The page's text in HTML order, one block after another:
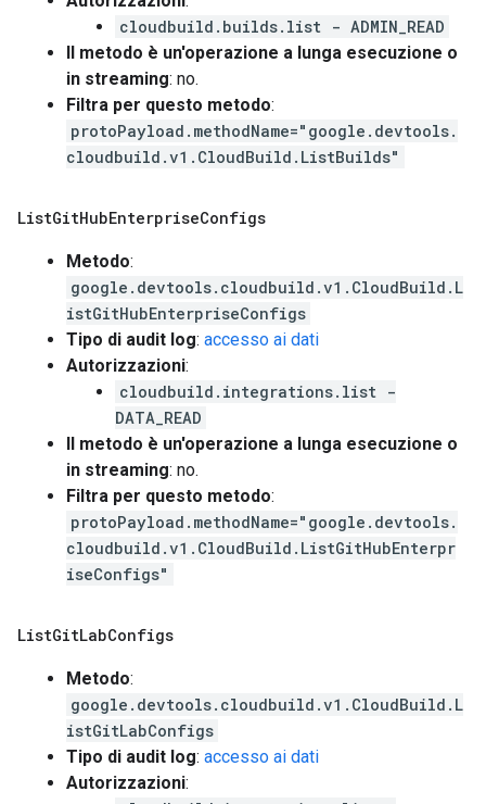
cloudbuild.builds.list - ADMIN_READ
Il metodo è un'operazione a lunga esecuzione o
in streaming: no.
Filtra per questo metodo:
protoPayload.methodName="google.devtools.
cloudbuild.v1.CloudBuild.ListBuilds"
ListGitHubEnterpriseConfigs
Metodo:
google.devtools.cloudbuild.v1.CloudBuild.L
istGitHubEnterpriseConfigs
Tipo di audit log: accesso ai dati
Autorizzazioni:
cloudbuild.integrations.list -
DATA_READ
Il metodo è un'operazione a lunga esecuzione o
in streaming: no.
Filtra per questo metodo:
protoPayload.methodName="google.devtools.
cloudbuild.v1.CloudBuild.ListGitHubEnterpr
iseConfigs"
ListGitLabConfigs
Metodo:
google.devtools.cloudbuild.v1.CloudBuild.L
istGitLabConfigs
Tipo di audit log: accesso ai dati
Autorizzazioni: